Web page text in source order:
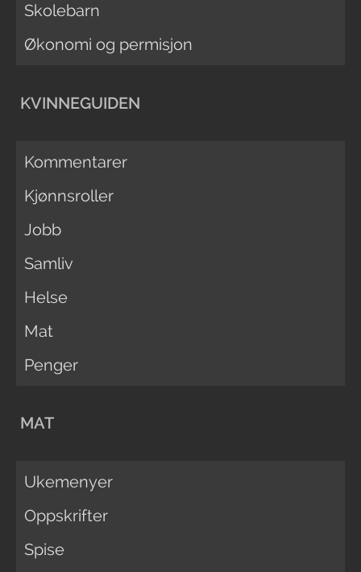
Skolebarn
Økonomi og permisjon
KVINNEGUIDEN
Kommentarer
Kjønnsroller
Jobb
Samliv
Helse
Mat
Penger
MAT
Ukemenyer
Oppskrifter
Spise